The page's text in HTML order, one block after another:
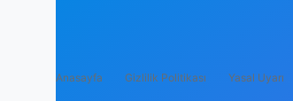
Anasayfa Gizlilik Politikası Yasal Uyarı